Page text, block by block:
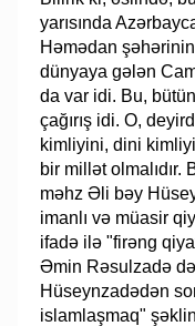
yarısında
Həmədan
dünyaya gələn
da var idi. Bu,
çağırış idi. O,
kimliyini, dini
bir millət
məhz Əli bəy
imanlı və müasir
ifadə ilə "firəng
Əmin Rəsulzadə
Hüseynzadədən
islamlaşmaq"